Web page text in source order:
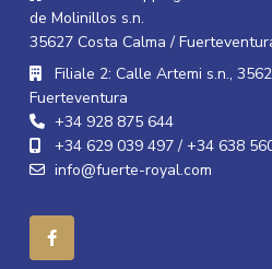
de Molinillos s.n.
35627 Costa Calma /
Filiale 2: Calle Artemi s.n.,
Fuerteventura
+34 928 875 644
+34 629 039 497 / +34 638
info@fuerte-royal.com